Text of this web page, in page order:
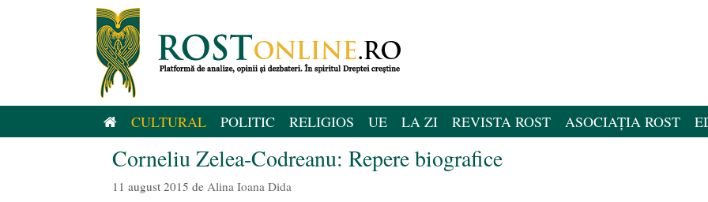
CULTURAL POLITIC RELIGIOS UE LA ZI REVISTA ROST ASOCIAȚIA ROST
Corneliu Zelea-Codreanu: Repere biografice
11 august 2015 de Alina Ioana Dida